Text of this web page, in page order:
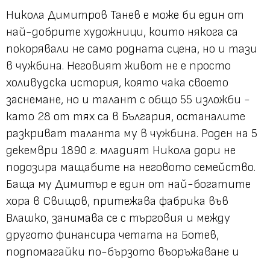
Никола Димитров Танев е може би един от
най-добрите художници, които някога са
покорявали не само родната сцена, но и тази
в чужбина. Неговият живот не е просто
холивудска история, която чака своето
заснемане, но и талант с общо 55 изложби -
като 28 от тях са в България, останалите
разкриват таланта му в чужбина. Роден на 5
декември 1890 г. младият Никола дори не
подозира мащабите на неговото семейство.
Баща му Димитър е един от най-богатите
хора в Свищов, притежава фабрика във
Влашко, занимава се с търговия и между
другото финансира четата на Ботев,
подпомагайки по-бързото въоръжаване и